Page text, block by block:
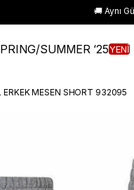
🚚 Aynı
SUMMER ‘25YENİ
ERKEK MESEN SHORT 932095